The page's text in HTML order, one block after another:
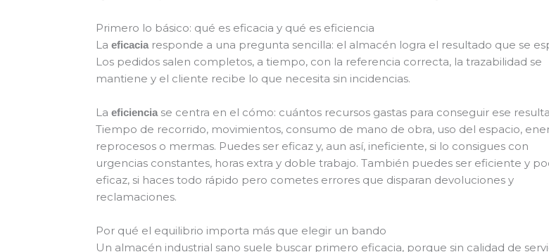
Primero lo básico: qué es eficacia y qué es eficiencia
Laeficaciaresponde a una pregunta sencilla: el almacén logra el resultado que se
Los pedidos salen completos, a tiempo, con la referencia correcta, la trazabilidad se
mantiene y el cliente recibe lo que necesita sin incidencias.
Laeficienciase centra en el cómo: cuántos recursos gastas para conseguir ese
Tiempo de recorrido, movimientos, consumo de mano de obra, uso del espacio,
reprocesos o mermas. Puedes ser eficaz y, aun así, ineficiente, si lo consigues con
urgencias constantes, horas extra y doble trabajo. También puedes ser eficiente y
eficaz, si haces todo rápido pero cometes errores que disparan devoluciones y
reclamaciones.
Por qué el equilibrio importa más que elegir un bando
Un almacén industrial sano suele buscar primero eficacia, porque sin calidad de